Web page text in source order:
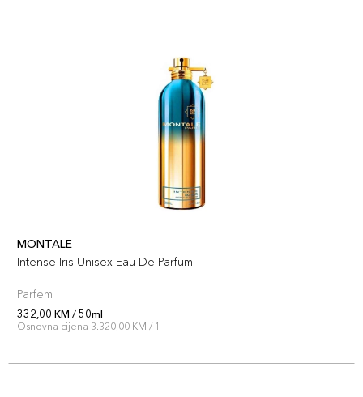
MONTALE
Intense Iris Unisex Eau De Parfum
Parfem
332,00 KM / 50ml
Osnovna cijena 3.320,00 KM / 1 l